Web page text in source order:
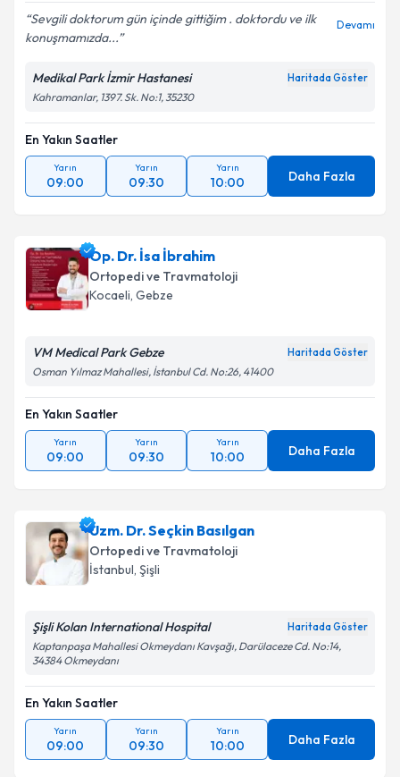
Sevgili doktorum gün içinde gittiğim . doktordu ve ilk
konuşmamızda...
Devamı
Medikal Park İzmir Hastanesi Haritada Göster
Kahramanlar, 1397. Sk. No:1, 35230
En Yakın Saatler
Yarın
09:00
Yarın
09:30
Yarın
10:00 Daha Fazla
Op. Dr. İsa İbrahim
Ortopedi ve Travmatoloji
Kocaeli, Gebze
VM Medical Park Gebze Haritada Göster
Osman Yılmaz Mahallesi, İstanbul Cd. No:26, 41400
En Yakın Saatler
Yarın
09:00
Yarın
09:30
Yarın
10:00 Daha Fazla
Uzm. Dr. Seçkin Basılgan
Ortopedi ve Travmatoloji
İstanbul, Şişli
Şişli Kolan International Hospital Haritada Göster
Kaptanpaşa Mahallesi Okmeydanı Kavşağı, Darülaceze Cd. No:14,
34384 Okmeydanı
En Yakın Saatler
Yarın
09:00
Yarın
09:30
Yarın
10:00 Daha Fazla